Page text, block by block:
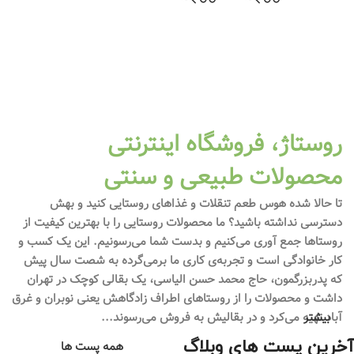
روستاژ، فروشگاه اینترنتی
محصولات طبیعی و سنتی
تا حالا شده هوس طعم تنقلات و غذاهای روستایی کنید و بهش
دسترسی نداشته باشید؟ ما محصولات روستایی را با بهترین کیفیت از
روستاها جمع آوری می‌کنیم و بدست شما می‌رسونیم. این یک کسب و
کار خانوادگی است و تجربه‌ی کاری ما برمی‌گرده به شصت سال پیش
که پدربزرگمون، حاج محمد حسن الیاسی، یک بقالی کوچک در تهران
داشت و محصولات را از روستاهای اطراف زادگاهش یعنی نوبران و غرق
آباد تهیه می‌کرد و در بقالیش به فروش می‌رسوند...
بیشتر
آخرین پست های وبلاگ همه پست ها
غذاها
عسل
سفید
مقالات
چگونه
مقالات
خرید
انواع
شیره‌
مقالات
تفاوت